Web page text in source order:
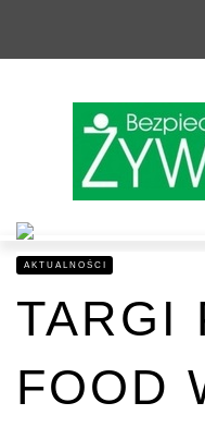
AKTUALNOŚCI
TARGI
FOOD